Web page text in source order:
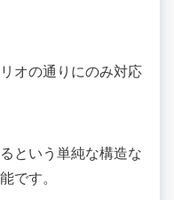
オの通りにのみ対応
という単純な構造な
です。